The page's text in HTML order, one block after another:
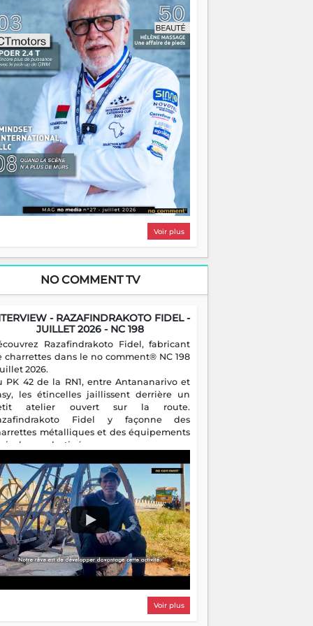
on pourrait s'arrêter là, applaudir et
chez soi satisfait. Mais ce serait
à côté d'une chose essentielle. La
ça brûle fort — et parfois, ça brûle
Une flamme sans direction peut
autant qu'elle peut consumer. C'est
que les aînés entrent en scène — pas
reprendre le gouvernail, mais pour
où sont les récifs. Les jeunes ont la
les vieux ont l'expérience, comme on
Ce n'est pas un combat de générations
c'est une question d'équipage. Partagez
réussites, mais aussi vos échecs. Surtout
échecs, d'ailleurs — ils enseignent
que n'importe quel manuel. À
la barque avance. Il faut juste
que tout le monde rame dans le
Voir plus
NO COMMENT TV
- RAZAFINDRAKOTO FIDEL -
JUILLET 2026 - NC 198
Razafindrakoto Fidel, fabricant
charrettes dans le no comment® NC 198
2026.
PK 42 de la RN1, entre Antananarivo et
les étincelles jaillissent derrière un
atelier ouvert sur la route.
Fidel y façonne des
métalliques et des équipements
destinés aux campagnes
il perpétue un métier discret mais
Voir plus